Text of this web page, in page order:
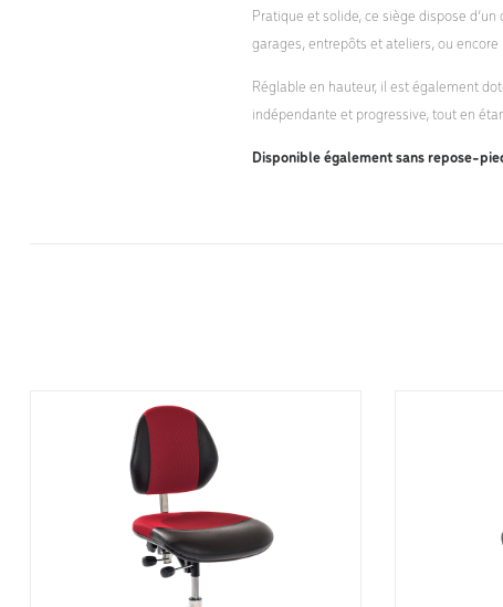
Pratique et solide, ce siège dispose
garages, entrepôts et ateliers, ou
Réglable en hauteur, il est également
indépendante et progressive, tout en
Disponible également sans repose-